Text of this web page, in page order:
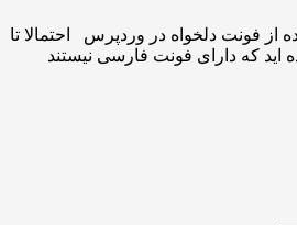
از فونت دلخواه در وردپرس احتمالا تا
اید که دارای فونت فارسی نیستند